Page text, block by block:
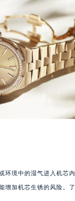
环境中的湿气进入机芯
增加机芯生锈的风险。